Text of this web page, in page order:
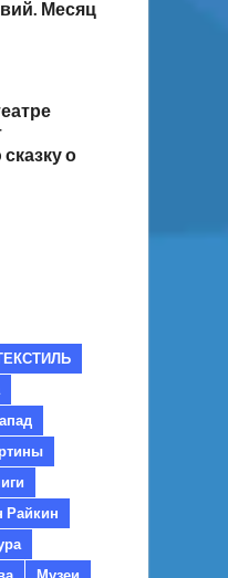
Месяц
о
Райкин